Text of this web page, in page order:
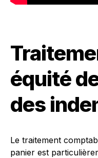
équité
des
Le traitement
panier est